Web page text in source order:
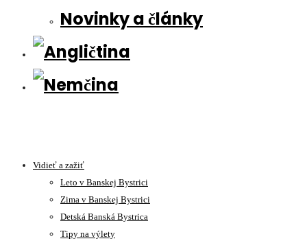
Novinky a články
Vidieť a zažiť
Leto v Banskej Bystrici
Zima v Banskej Bystrici
Detská Banská Bystrica
Tipy na výlety